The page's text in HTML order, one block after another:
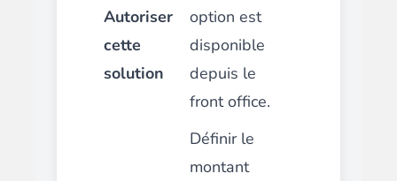
Autoriser
cette
solution
option est
disponible
depuis le
front office.
Définir le
montant